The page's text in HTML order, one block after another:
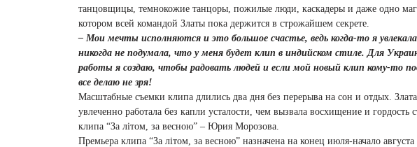
танцовщицы, темнокожие танцоры, пожилые люди, каскадеры и даже одно
котором всей командой Златы пока держится в строжайшем секрете.
– Мои мечты исполняются и это большое счастье, ведь когда-то я
никогда не подумала, что у меня будет клип в индийском стиле. Для
работы я создаю, чтобы радовать людей и если мой новый клип кому-то
все делаю не зря!
Масштабные съемки клипа длились два дня без перерыва на сон и отдых.
увлеченно работала без капли усталости, чем вызвала восхищение и
клипа “За літом, за весною” – Юрия Морозова.
Премьера клипа “За літом, за весною” назначена на конец июля-начало августа